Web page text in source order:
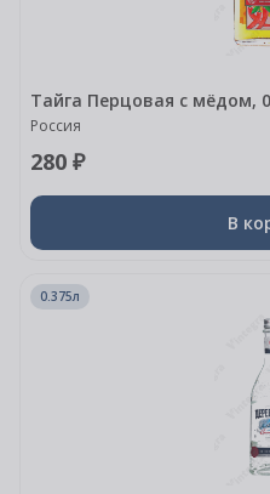
Тайга Перцовая с мёдом,
Россия
280 ₽
В
0.375л